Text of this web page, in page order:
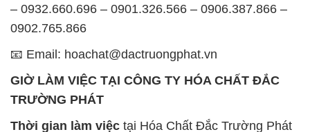
TRƯỜNG PHÁT
được tổ chức như sau:
Thứ 2 đến thứ 6: Buổi sáng: từ 8h đến 11h – Buổi
chiều: từ 12h30 đến 17h